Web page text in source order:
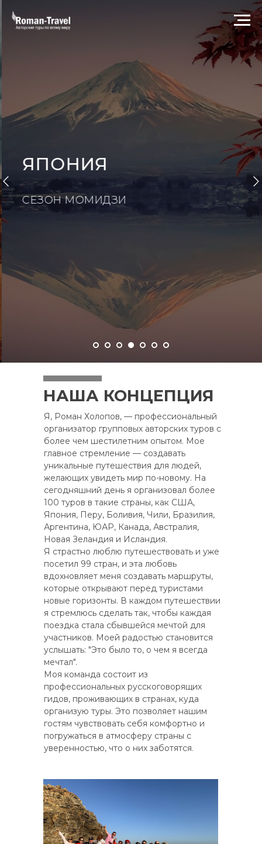
ЯПОНИЯ
СЕЗОН МОМИДЗИ
НАША КОНЦЕПЦИЯ
Я, Роман Холопов, — профессиональный
организатор групповых авторских туров с
более чем шестилетним опытом. Мое
главное стремление — создавать
уникальные путешествия для людей,
желающих увидеть мир по-новому. На
сегодняшний день я организовал более
100 туров в такие страны, как США,
Япония, Перу, Боливия, Чили, Бразилия,
Аргентина, ЮАР, Канада, Австралия,
Новая Зеландия и Исландия.
Я страстно люблю путешествовать и уже
посетил 99 стран, и эта любовь
вдохновляет меня создавать маршруты,
которые открывают перед туристами
новые горизонты. В каждом путешествии
я стремлюсь сделать так, чтобы каждая
поездка стала сбывшейся мечтой для
участников. Моей радостью становится
услышать: "Это было то, о чем я всегда
мечтал".
Моя команда состоит из
профессиональных русскоговорящих
гидов, проживающих в странах, куда
организую туры. Это позволяет нашим
гостям чувствовать себя комфортно и
погружаться в атмосферу страны с
уверенностью, что о них заботятся.